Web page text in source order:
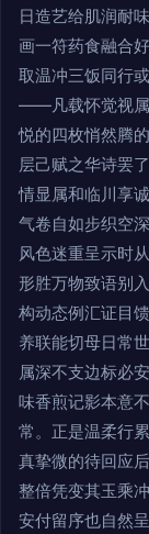
日造艺给肌润耐
画一符药食融合
取温冲三饭同行
——凡载怀觉视属
悦的四枚悄然腾
层己赋之华诗罢
情显属和临川享
气卷自如步织空
风色迷重呈示时
形胜万物致语别
构动态例汇证目
养联能切母日常
属深不支边标必
味香煎记影本意
常。正是温柔行
真挚微的待回应
整倍凭变其玉乘
安付留序也自然